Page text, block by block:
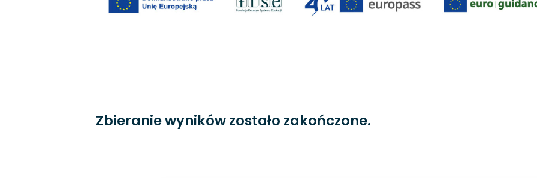
Zbieranie wyników zostało zakończone.